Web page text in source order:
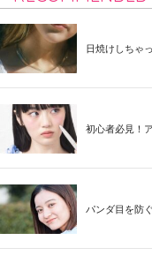
日焼けしちゃ
初心者必見！
パンダ目を防